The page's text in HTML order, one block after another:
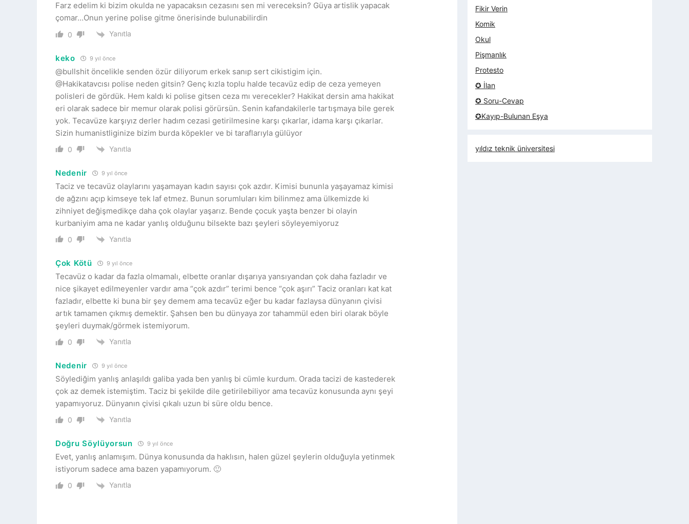
Farz edelim ki bizim okulda ne yapacaksın cezasını sen mi vereceksin? Güya artislik yapacak
çomar…Onun yerine polise gitme önerisinde bulunabilirdin
0 Yanıtla
keko 9 yıl önce
@bullshit öncelikle senden özür diliyorum erkek sanıp sert cikistigim için.
@Hakikatavcısı polise neden gitsin? Genç kızla toplu halde tecavüz edip de ceza yemeyen
polisleri de gördük. Hem kaldı ki polise gitsen ceza mı verecekler? Hakikat dersin ama hakikat
eri olarak sadece bir memur olarak polisi görürsün. Senin kafandakilerle tartışmaya bile gerek
yok. Tecavüze karşıyız derler hadım cezasi getirilmesine karşı çıkarlar, idama karşı çıkarlar.
Sizin humanistliginize bizim burda köpekler ve bi taraflarıyla gülüyor
0 Yanıtla
Nedenir 9 yıl önce
Taciz ve tecavüz olaylarını yaşamayan kadın sayısı çok azdır. Kimisi bununla yaşayamaz kimisi
de ağzını açıp kimseye tek laf etmez. Bunun sorumluları kim bilinmez ama ülkemizde ki
zihniyet değişmedikçe daha çok olaylar yaşarız. Bende çocuk yaşta benzer bi olayin
kurbaniyim ama ne kadar yanlış olduğunu bilsekte bazı şeyleri söyleyemiyoruz
0 Yanıtla
Çok Kötü 9 yıl önce
Tecavüz o kadar da fazla olmamalı, elbette oranlar dışarıya yansıyandan çok daha fazladır ve
nice şikayet edilmeyenler vardır ama “çok azdır” terimi bence “çok aşırı” Taciz oranları kat kat
fazladır, elbette ki buna bir şey demem ama tecavüz eğer bu kadar fazlaysa dünyanın çivisi
artık tamamen çıkmış demektir. Şahsen ben bu dünyaya zor tahammül eden biri olarak böyle
şeyleri duymak/görmek istemiyorum.
0 Yanıtla
Nedenir 9 yıl önce
Söylediğim yanlış anlaşıldı galiba yada ben yanlış bi cümle kurdum. Orada tacizi de kastederek
çok az demek istemiştim. Taciz bi şekilde dile getirilebiliyor ama tecavüz konusunda aynı şeyi
yapamıyoruz. Dünyanın çivisi çıkalı uzun bi süre oldu bence.
0 Yanıtla
Doğru Söylüyorsun 9 yıl önce
Evet, yanlış anlamışım. Dünya konusunda da haklısın, halen güzel şeylerin olduğuyla yetinmek
istiyorum sadece ama bazen yapamıyorum. 🙂
0 Yanıtla
Fikir Verin
Komik
Okul
Pişmanlık
Protesto
✪ İlan
✪ Soru-Cevap
✪Kayıp-Bulunan Eşya
yıldız teknik üniversitesi